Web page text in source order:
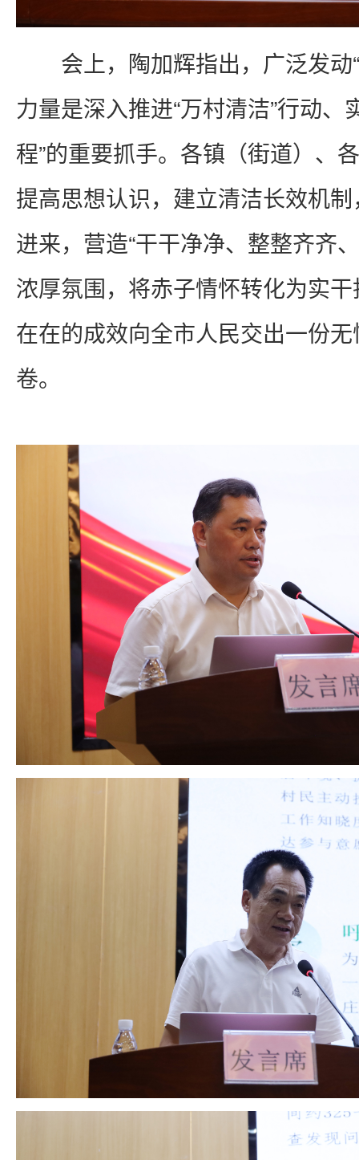
会上，陶加辉指出，广泛发动“
力量是深入推进“万村清洁”行动、
程”的重要抓手。各镇（街道）、
提高思想认识，建立清洁长效机
进来，营造“干干净净、整整齐齐
浓厚氛围，将赤子情怀转化为实
在在的成效向全市人民交出一份
卷。